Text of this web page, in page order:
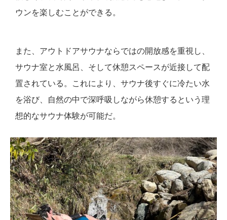
ウンを楽しむことができる。
また、アウトドアサウナならではの開放感を重視し、
サウナ室と水風呂、そして休憩スペースが近接して配
置されている。これにより、サウナ後すぐに冷たい水
を浴び、自然の中で深呼吸しながら休憩するという理
想的なサウナ体験が可能だ。